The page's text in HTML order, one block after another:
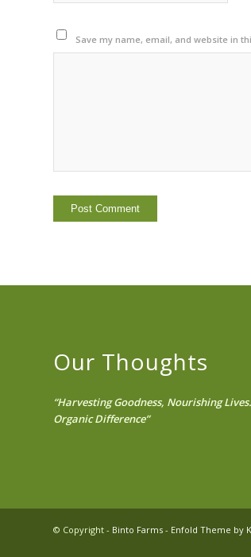
Save my name, email, and website in
Our Thoughts
“Harvesting Goodness, Nourishing
Organic Difference”
© Copyright - Binto Farms - Enfold Theme by